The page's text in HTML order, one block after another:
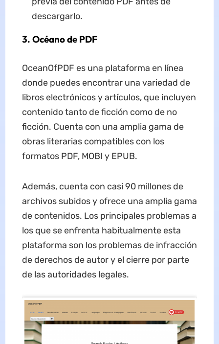
descargarlo.
3. Océano de PDF
OceanOfPDF es una plataforma en línea
donde puedes encontrar una variedad de
libros electrónicos y artículos, que incluyen
contenido tanto de ficción como de no
ficción. Cuenta con una amplia gama de
obras literarias compatibles con los
formatos PDF, MOBI y EPUB.
Además, cuenta con casi 90 millones de
archivos subidos y ofrece una amplia gama
de contenidos. Los principales problemas a
los que se enfrenta habitualmente esta
plataforma son los problemas de infracción
de derechos de autor y el cierre por parte
de las autoridades legales.